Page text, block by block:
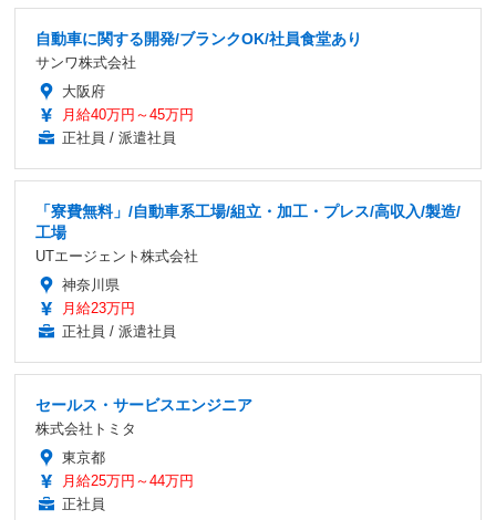
自動車に関する開発/ブランクOK/社員食堂あり
サンワ株式会社
大阪府
月給40万円～45万円
正社員 / 派遣社員
「寮費無料」/自動車系工場/組立・加工・プレス/高収入/製造/
工場
UTエージェント株式会社
神奈川県
月給23万円
正社員 / 派遣社員
セールス・サービスエンジニア
株式会社トミタ
東京都
月給25万円～44万円
正社員